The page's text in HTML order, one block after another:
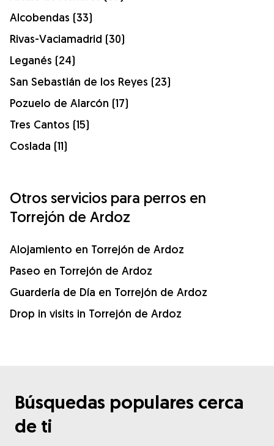
Alcobendas (33)
Rivas-Vaciamadrid (30)
Leganés (24)
San Sebastián de los Reyes (23)
Pozuelo de Alarcón (17)
Tres Cantos (15)
Coslada (11)
Otros servicios para perros en
Torrejón de Ardoz
Alojamiento en Torrejón de Ardoz
Paseo en Torrejón de Ardoz
Guardería de Día en Torrejón de Ardoz
Drop in visits in Torrejón de Ardoz
Búsquedas populares cerca
de ti